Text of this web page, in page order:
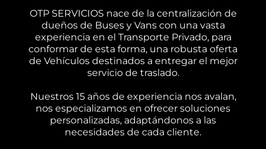
OTP SERVICIOS nace de la centralización de
dueños de Buses y Vans con una vasta
experiencia en el Transporte Privado, para
conformar de esta forma, una robusta oferta
de Vehículos destinados a entregar el mejor
servicio de traslado.
Nuestros 15 años de experiencia nos avalan,
nos especializamos en ofrecer soluciones
personalizadas, adaptándonos a las
necesidades de cada cliente.